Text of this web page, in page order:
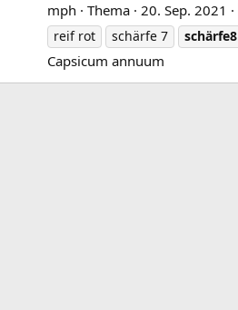
mph Thema 20. Sep. 2021
reif rot
schärfe 7 schärfe8
Capsicum annuum